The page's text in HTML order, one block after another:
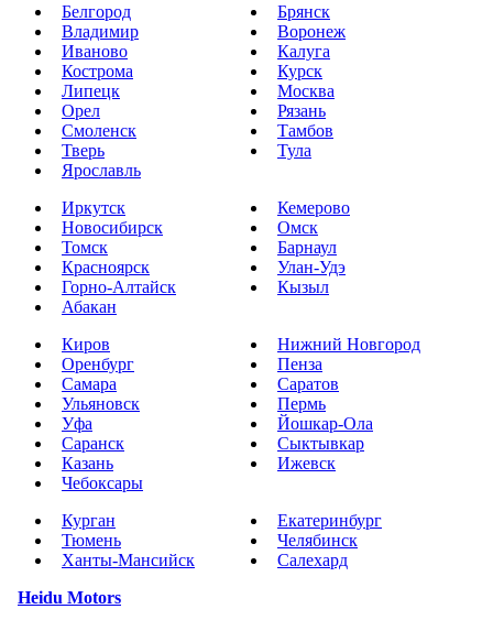
Белгород
Брянск
Владимир
Воронеж
Иваново
Калуга
Кострома
Курск
Липецк
Москва
Орел
Рязань
Смоленск
Тамбов
Тверь
Тула
Ярославль
Иркутск
Кемерово
Новосибирск
Омск
Томск
Барнаул
Красноярск
Улан-Удэ
Горно-Алтайск
Кызыл
Абакан
Киров
Нижний Новгород
Оренбург
Пенза
Самара
Саратов
Ульяновск
Пермь
Уфа
Йошкар-Ола
Саранск
Сыктывкар
Казань
Ижевск
Чебоксары
Курган
Екатеринбург
Тюмень
Челябинск
Ханты-Мансийск
Салехард
Heidu Motors